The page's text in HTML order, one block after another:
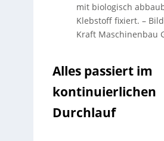
mit biologisch
Klebstoff fixiert. –
Kraft Maschinenbau
Alles passiert im
kontinuierlichen
Durchlauf